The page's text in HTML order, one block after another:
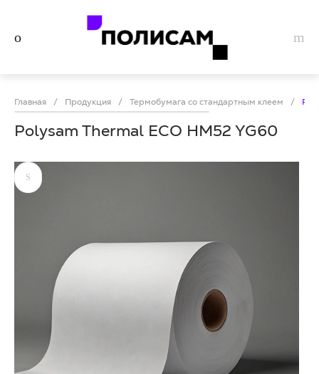
Главная / Продукция / Термобумага со стандартным клеем /
Polysam Thermal ECO HM52 YG60